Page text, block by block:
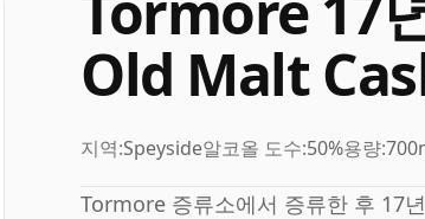
Old Malt
지역:Speyside알코올 도수:50%용량:
Tormore 증류소에서 증류한 후 17